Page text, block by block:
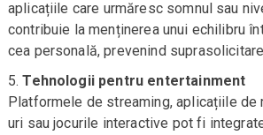
aplicațiile care urmăresc somnul sau
contribuie la menținerea unui echilibru
cea personală, prevenind
Tehnologii pentru entertainment
Platformele de streaming, aplicațiile de
uri sau jocurile interactive pot fi